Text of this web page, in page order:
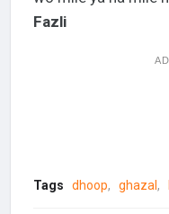
Fazli
Tags dhoop ghazal